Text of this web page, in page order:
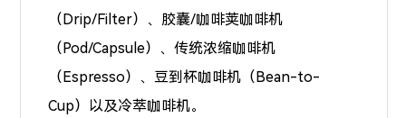
（Drip/Filter）、胶囊/咖啡荚咖啡机
（Pod/Capsule）、传统浓缩咖啡机
（Espresso）、豆到杯咖啡机（Bean-to-
Cup）以及冷萃咖啡机。